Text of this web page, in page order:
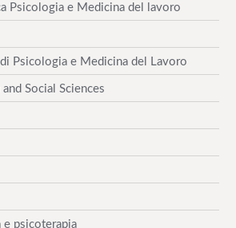
Psicologia e Medicina del lavoro
Psicologia e Medicina del Lavoro
Social Sciences
e psicoterapia